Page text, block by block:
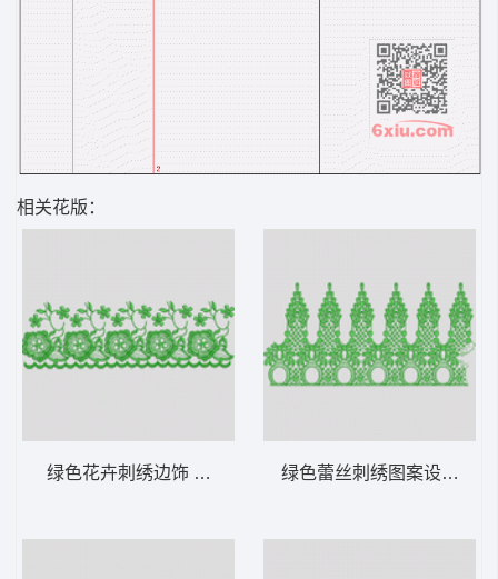
相关花版：
绿色花卉刺绣边饰 水溶 绿色蕾丝刺绣图案设计 水溶